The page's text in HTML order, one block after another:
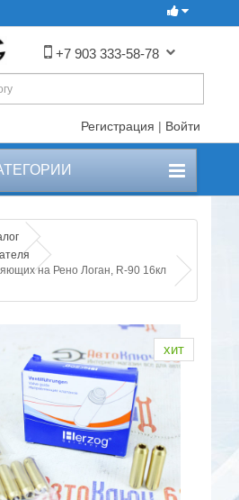
+7 903 333-58-78
Регистрация | Войти
на Рено Логан, R-90 16кл
хит